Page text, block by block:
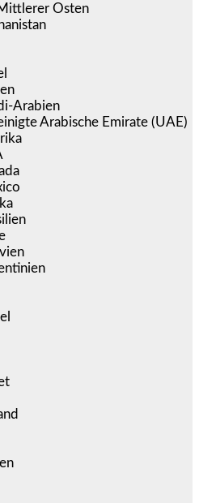
Osten
Arabien
Arabische Emirate (UAE)